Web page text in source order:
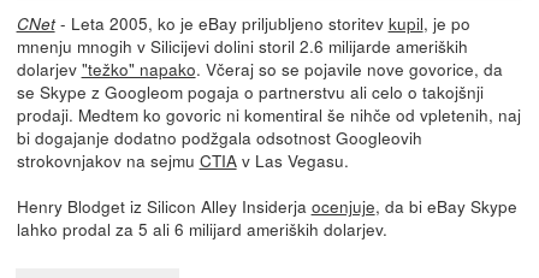
CNet- Leta 2005, ko je eBay priljubljeno storitev kupil, je po
mnenju mnogih v Silicijevi dolini storil 2.6 milijarde ameriških
dolarjev "težko" napako. Včeraj so se pojavile nove govorice, da
se Skype z Googleom pogaja o partnerstvu ali celo o takojšnji
prodaji. Medtem ko govoric ni komentiral še nihče od vpletenih, naj
bi dogajanje dodatno podžgala odsotnost Googleovih
strokovnjakov na sejmu CTIAv Las Vegasu.
Henry Blodget iz Silicon Alley Insiderja ocenjuje, da bi eBay Skype
lahko prodal za 5 ali 6 milijard ameriških dolarjev.